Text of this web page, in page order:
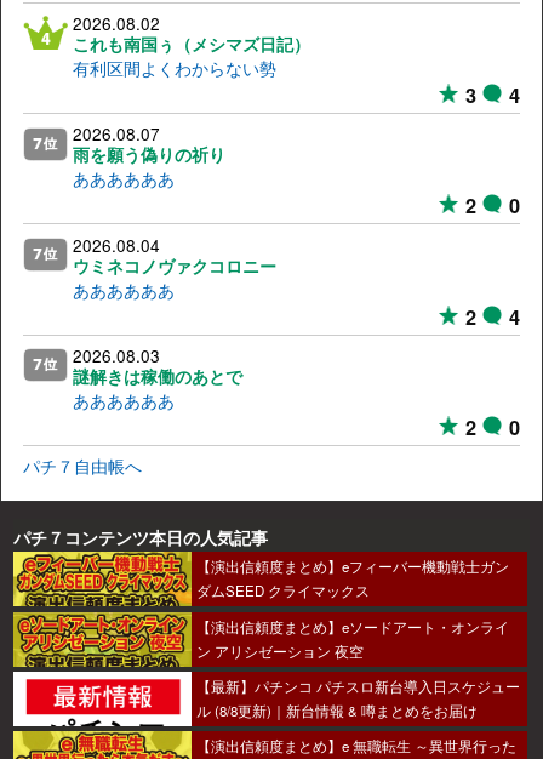
2026.08.02
これも南国ぅ（メシマズ日記）
有利区間よくわからない勢
3 4
2026.08.07
雨を願う偽りの祈り
ああああああ
2 0
2026.08.04
ウミネコノヴァクコロニー
ああああああ
2 4
2026.08.03
謎解きは稼働のあとで
ああああああ
2 0
パチ７自由帳へ
パチ７コンテンツ本日の人気記事
【演出信頼度まとめ】eフィーバー機動戦士ガン
ダムSEED クライマックス
【演出信頼度まとめ】eソードアート・オンライ
ン アリシゼーション 夜空
【最新】パチンコ パチスロ新台導入日スケジュー
ル (8/8更新)｜新台情報 & 噂まとめをお届け
【演出信頼度まとめ】e 無職転生 ～異世界行った